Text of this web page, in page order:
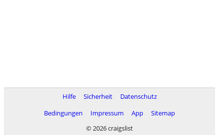
Hilfe Sicherheit
Datenschutz
Bedingungen
Impressum App
Sitemap
© 2026 craigslist